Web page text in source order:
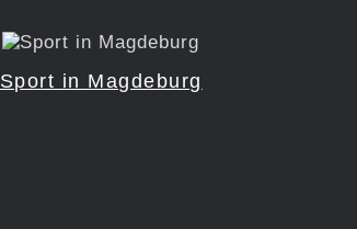
Sport in Magdeburg